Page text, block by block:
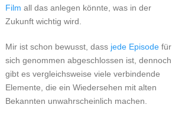
Film all das anlegen könnte, was in der
Zukunft wichtig wird.
Mir ist schon bewusst, dass jede Episodefür
sich genommen abgeschlossen ist, dennoch
gibt es vergleichsweise viele verbindende
Elemente, die ein Wiedersehen mit alten
Bekannten unwahrscheinlich machen.